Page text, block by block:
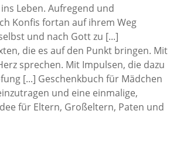
Leben. Aufregend und
Konfis fortan auf ihrem Weg
und nach Gott zu [...]
die es auf den Punkt bringen. Mit
sprechen. Mit Impulsen, die dazu
[...] Geschenkbuch für Mädchen
und eine einmalige,
für Eltern, Großeltern, Paten und